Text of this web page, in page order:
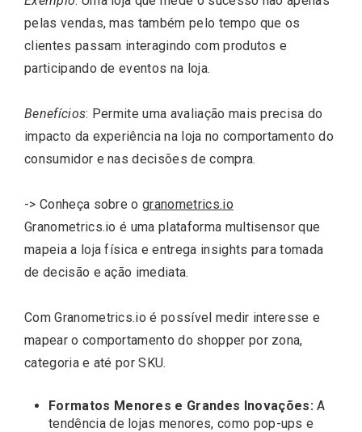
pelas vendas, mas também pelo tempo que os
clientes passam interagindo com produtos e
participando de eventos na loja.
Benefícios: Permite uma avaliação mais precisa do
impacto da experiência na loja no comportamento do
consumidor e nas decisões de compra.
-> Conheça sobre ogranometrics.io
Granometrics.io é uma plataforma multisensor que
mapeia a loja física e entrega insights para tomada
de decisão e ação imediata.
Com Granometrics.io é possível medir interesse e
mapear o comportamento do shopper por zona,
categoria e até por SKU.
Formatos Menores e Grandes Inovações: A
tendência de lojas menores, como pop-ups e